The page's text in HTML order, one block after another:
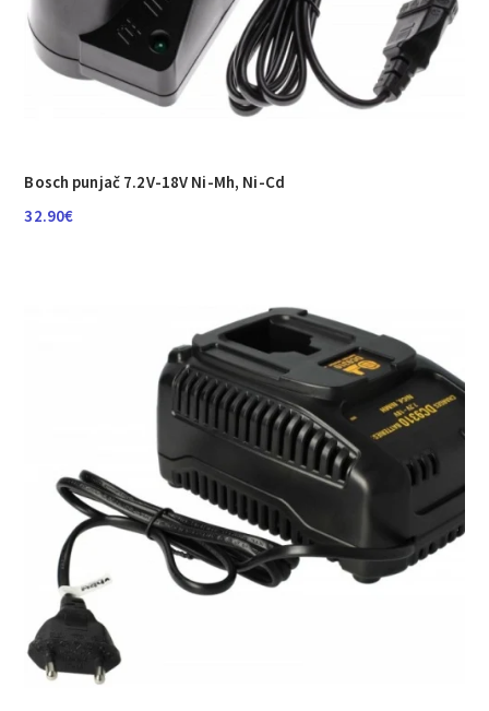
Bosch punjač 7.2V-18V Ni-Mh, Ni-Cd
32.90€